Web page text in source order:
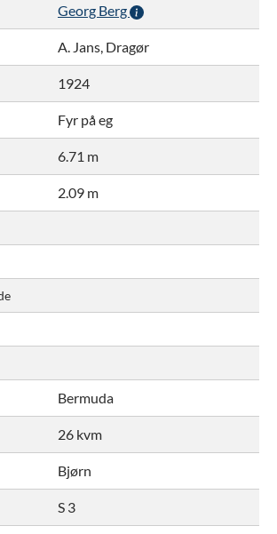
Georg Berg
A. Jans, Dragør
1924
Fyr på eg
6.71 m
2.09 m
Bermuda
26 kvm
Bjørn
S 3